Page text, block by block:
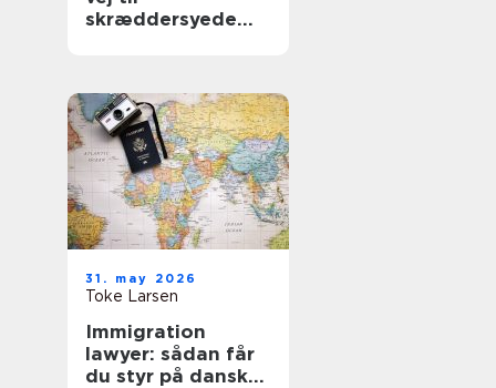
skræddersyede
31. may 2026
Toke Larsen
Immigration
lawyer: sådan får
du styr på dansk